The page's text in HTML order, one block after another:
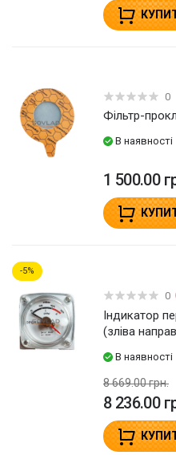
0
Фільтр-
В наявності
1 500.00
5
0
Індикатор перепаду тиску KIT-MD DPG/1,5
(зліва
В наявності
8 236.00
8 669.00 грн.